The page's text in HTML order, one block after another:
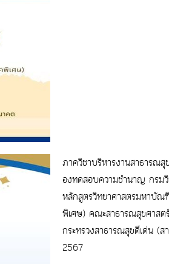
ภาควิชาบริหารงานสาธารณ
องทดสอบความชำนาญ กรม
หลักสูตรวิทยาศาสตรมหาบัณ
พิเศษ) คณะสาธารณสุขศาสต
กระทรวงสาธารณสุขดีเด่น (
2567